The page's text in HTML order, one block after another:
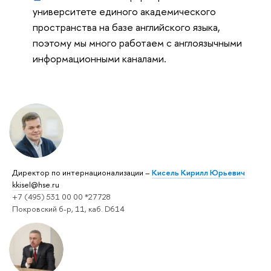
Директор по интернационализации – Кисель Кирилл Юрьевич
kkisel@hse.ru
+7 (495) 531 00 00 *27728
Покровский б-р, 11, каб. D614
университете единого академического
пространства на базе английского языка,
поэтому мы много работаем с англоязычными
информационными каналами.